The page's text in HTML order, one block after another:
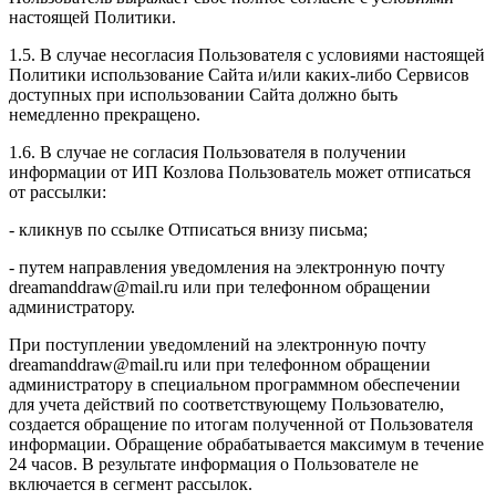
настоящей Политики.
1.5. В случае несогласия Пользователя с условиями настоящей
Политики использование Сайта и/или каких-либо Сервисов
доступных при использовании Сайта должно быть
немедленно прекращено.
1.6. В случае не согласия Пользователя в получении
информации от ИП Козлова Пользователь может отписаться
от рассылки:
- кликнув по ссылке Отписаться внизу письма;
- путем направления уведомления на электронную почту
dreamanddraw@mail.ru или при телефонном обращении
администратору.
При поступлении уведомлений на электронную почту
dreamanddraw@mail.ru или при телефонном обращении
администратору в специальном программном обеспечении
для учета действий по соответствующему Пользователю,
создается обращение по итогам полученной от Пользователя
информации. Обращение обрабатывается максимум в течение
24 часов. В результате информация о Пользователе не
включается в сегмент рассылок.